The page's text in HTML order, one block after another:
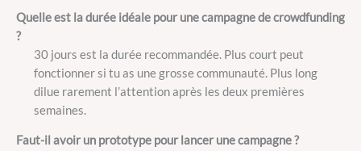
Quelle est la durée idéale pour une campagne de crowdfunding
?
30 jours est la durée recommandée. Plus court peut
fonctionner si tu as une grosse communauté. Plus long
dilue rarement l’attention après les deux premières
semaines.
Faut-il avoir un prototype pour lancer une campagne ?